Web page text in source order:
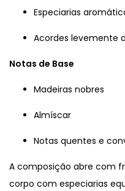
Especiarias
Acordes levemente
Notas de Base
Madeiras nobres
Almíscar
Notas quentes e
A composição abre com
corpo com especiarias